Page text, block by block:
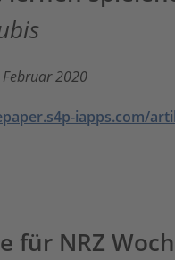
Februar 2020
iapps.com/
für NRZ